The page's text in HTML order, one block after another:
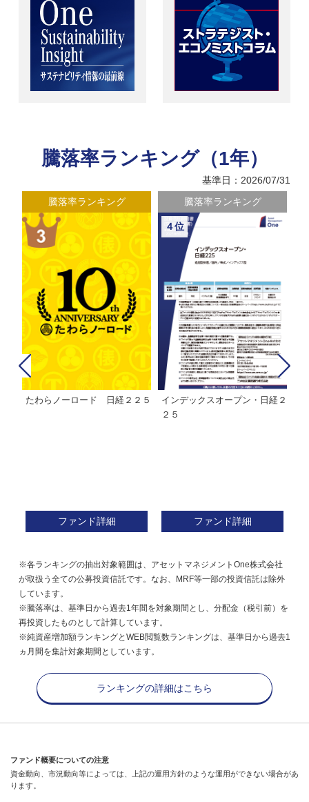
騰落率ランキング（1年）
基準日：2026/07/31
騰落率ランキング
たわらノーロード 日経２２５
ファンド詳細
騰落率ランキング
４位
インデックスオープン・日経２
２５
ファンド詳細
※各ランキングの抽出対象範囲は、アセットマネジメントOne株式会社
が取扱う全ての公募投資信託です。なお、MRF等一部の投資信託は除外
しています。
※騰落率は、基準日から過去1年間を対象期間とし、分配金（税引前）を
再投資したものとして計算しています。
※純資産増加額ランキングとWEB閲覧数ランキングは、基準日から過去1
ヵ月間を集計対象期間としています。
ランキングの詳細はこちら
ファンド概要についての注意
資金動向、市況動向等によっては、上記の運用方針のような運用ができない場合があ
ります。